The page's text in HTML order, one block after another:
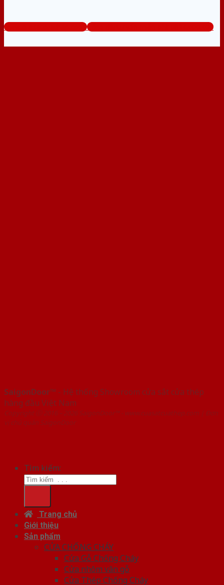
www.cuasatcuathep.com Tổng đài tư vấn miễn phí: 0824.400.400
SaigonDoor™ - Hệ thống Showroom cửa sắt cửa thép
hàng đầu Việt Nam
Copyright ⓒ 2016 – 2026 SaigonDoor™ - www.cuasatcuathep.com | Đơn
vị chủ quản SaigonDoor
Tìm kiếm:
Trang chủ
Giới thiệu
Sản phẩm
CỬA CHỐNG CHÁY
Cửa Gỗ Chống Cháy
Cửa nhôm vân gỗ
Cửa Thép Chống Cháy